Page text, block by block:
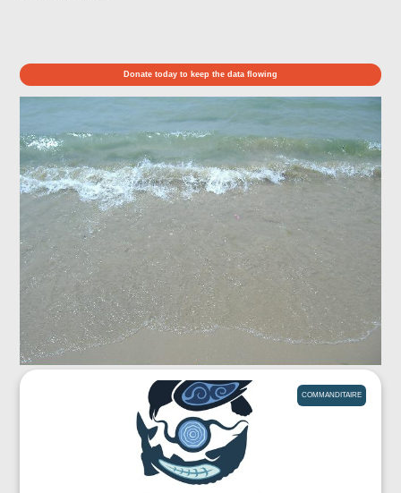
Donate today to keep the data flowing
COMMANDITAIRE